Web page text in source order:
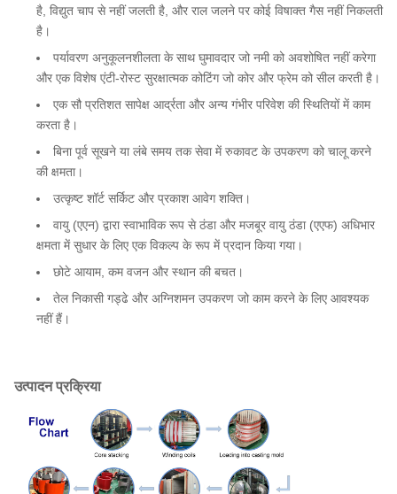
है, विद्युत चाप से नहीं जलती है, और राल जलने पर कोई विषाक्त गैस नहीं निकलती
है।
पर्यावरण अनुकूलनशीलता के साथ घुमावदार जो नमी को अवशोषित नहीं करेगा
और एक विशेष एंटी-रोस्ट सुरक्षात्मक कोटिंग जो कोर और फ्रेम को सील करती है।
एक सौ प्रतिशत सापेक्ष आर्द्रता और अन्य गंभीर परिवेश की स्थितियों में काम
करता है।
बिना पूर्व सूखने या लंबे समय तक सेवा में रुकावट के उपकरण को चालू करने
की क्षमता।
उत्कृष्ट शॉर्ट सर्किट और प्रकाश आवेग शक्ति।
वायु (एएन) द्वारा स्वाभाविक रूप से ठंडा और मजबूर वायु ठंडा (एएफ) अधिभार
क्षमता में सुधार के लिए एक विकल्प के रूप में प्रदान किया गया।
छोटे आयाम, कम वजन और स्थान की बचत।
तेल निकासी गड्ढे और अग्निशमन उपकरण जो काम करने के लिए आवश्यक
नहीं हैं।
उत्पादन प्रक्रिया